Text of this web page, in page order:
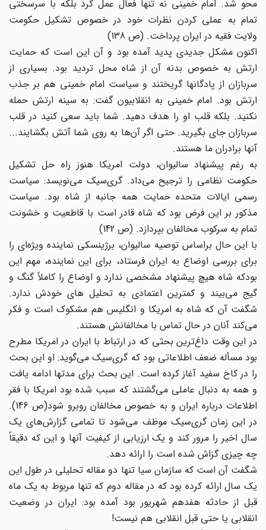
محو شد. امام خمینی نه تنها فعال عمل کرد بلکه با سرسختی
تمام به عملی کردن نظرات خود در خصوص تشکیل حکومت
ولایت فقیه در ایران پرداخت. (ص 138)
اکنون مشکل جدیدی پدید آمده بود و آن این است که حمایت
ارتش به خصوص بدنه آن از شاه محل تردید بود. بسیاری از
سربازان از پادگانها گریختند و سیاست امام خمینی هم بر جذب
ارتش بود. امام خمینی به انقلابیون گفت: به سینه ارتش حمله
نکنید. بلکه قلب او را هدف دهید. شما باید سعی کنید در قلب
سربازان جای بگیرید. حتی اگر آن‌ها به روی شما آتش بگشایند...
آنها برادران ما هستند.
به رغم پیشنهاد سالیوان، دولت امریکا هنوز راه حل تشکیل
حکومت نظامی را ترجیح می‌داد. گری‌سیک می‌نویسد: سیاست
رسمی ایالات متحده حمایت همه جانبه از شاه بود. سیاست
مذکور بر این فرض بود که شاه قادر است با قاطعیت و خشونت
تمام به سرکوب مخالفان بپردازد. (ص 142)
با این حال براساس توصیه سالیوان، برژینسکی نماینده ویژه‌ای را
برای بررسی اوضاع به ایران فرستاد، برای این نماینده، مهم این
بودکه شاه هیچ پیشنهاد مشخصی ندارد و اوضاع را کاملاً گنگ و
گیج می‌بیند و کمترین اعتمادی به تحلیل‌ های خودش ندارد.
شگفت آن که شاه به امریکا و انگلیس هم مشکوک است و فکر
می‌کند آنان در حال تماس با مخالفانش هستند.
در این وقت داغ‌ترین بحثی که در ارتباط با ایران در امریکا مطرح
بود مسأله ضعف اطلاعاتی بود که گری‌سیک می‌گوید: او این بحث
را در کاخ سفید آغاز کرده است. این بحث برای مدتها ادامه یافت
و همه به دنبال عاملی می‌گشتند که سبب شده بود امریکا با فقر
اطلاعات درباره ایران و به خصوص مخالفان روبرو شود(ص 146).
در این زمان گری‌سیک موظف می‌شود تا تمامی گزارش‌های یک
سال اخیر را مرور کند و یک ارزیابی از کیفیت آنها و این که دقیقاً
چه چیزی گزاش شده است را ارائه دهد.
شگفت آن است که سازمان سیا تنها دو مقاله تحلیلی در طول این
یک سال ارائه کرده بود که در مقاله دوم که تنها مربوط به یک ماه
قبل از حادثه هفدهم شهریور بود آمده بود: ایران در وضعیت
انقلابی یا حتی قبل انقلابی هم نیست!